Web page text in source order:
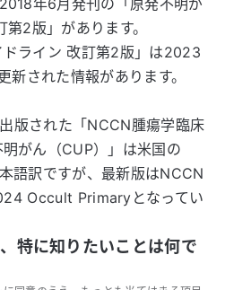
年6月発刊の「原発不明が
2版」があります。
ドライン 改訂第2版」は2023
新された情報があります。
版された「NCCN腫瘍学臨床
がん（CUP）」は米国の
語訳ですが、最新版はNCCN
Occult Primaryとなってい
特に知りたいことは何で